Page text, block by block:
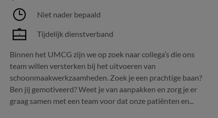
Niet nader bepaald
Tijdelijk dienstverband
Binnen het UMCG zijn we op zoek naar collega’s die ons
team willen versterken bij het uitvoeren van
schoonmaakwerkzaamheden. Zoek je een prachtige baan?
Ben jij gemotiveerd? Weet je van aanpakken en zorg je er
graag samen met een team voor dat onze patiënten en...